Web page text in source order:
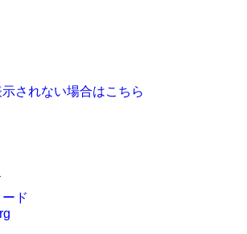
示されない場合はこちら
ド